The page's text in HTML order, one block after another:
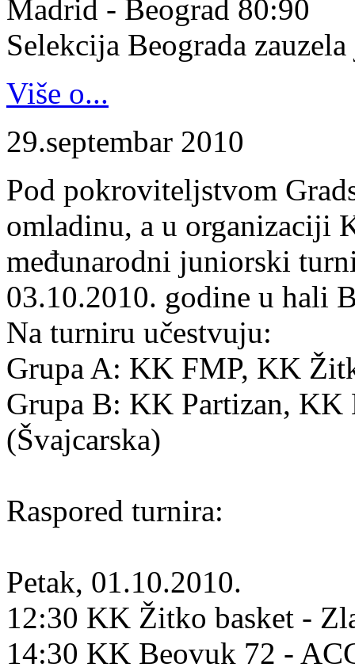
Madrid - Beograd 80:90
Selekcija Beograda
Više o...
29.septembar 2010
Pod pokroviteljstvom
omladinu, a u organizaciji
međunarodni juniorski
03.10.2010. godine u hali
Na turniru učestvuju:
Grupa A: KK FMP, KK
Grupa B: KK Partizan, KK
(Švajcarska)
Raspored turnira:
Petak, 01.10.2010.
12:30 KK Žitko basket -
14:30 KK Beovuk 72 -